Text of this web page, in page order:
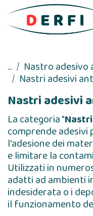
Passa al contenuto
... Nastro adesivo
Nastri adesivi
Nastri adesivi
La categoria "
comprende
l'adesione dei
e limitare la
Utilizzati in
adatti ad ambienti
indesiderata o i
il funzionamento